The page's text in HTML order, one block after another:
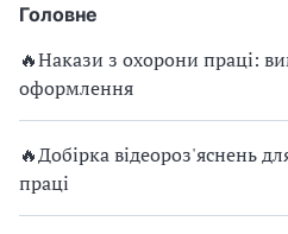
Головне
🔥Накази з охорони праці:
оформлення
🔥Добірка відеороз'яснень
праці